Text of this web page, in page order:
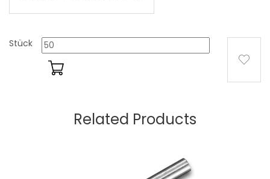
Stück
Related Products